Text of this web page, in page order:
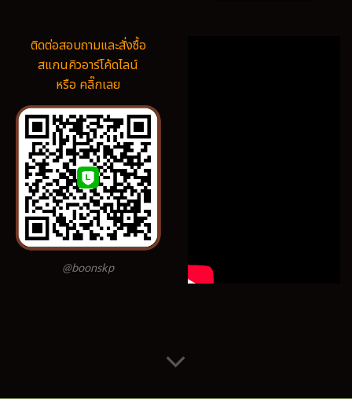
ติดต่อสอบถามและสั่งซื้อ
สแกนคิวอาร์โค้ดไลน์
หรือ คลิ๊กเลย
@boonskp